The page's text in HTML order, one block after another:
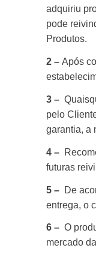
adquiriu
pode
Produtos.
2 – Após
3 –
pelo
garantia, a
4 –
futuras
5 – De
entrega, o
6 – O
mercado